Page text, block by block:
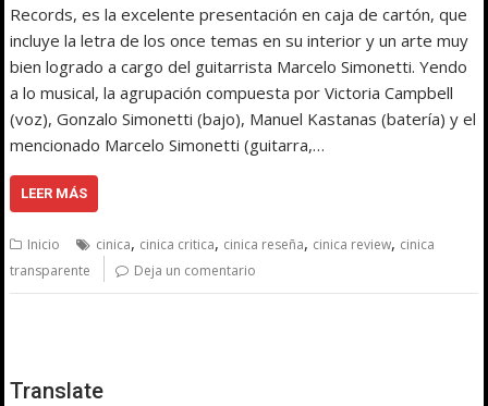
Records, es la excelente presentación en caja de cartón, que
incluye la letra de los once temas en su interior y un arte muy
bien logrado a cargo del guitarrista Marcelo Simonetti. Yendo
a lo musical, la agrupación compuesta por Victoria Campbell
(voz), Gonzalo Simonetti (bajo), Manuel Kastanas (batería) y el
mencionado Marcelo Simonetti (guitarra,…
LEER MÁS
Inicio cinica, cinica critica, cinica reseña, cinica review, cinica
transparente
Deja un comentario
Translate